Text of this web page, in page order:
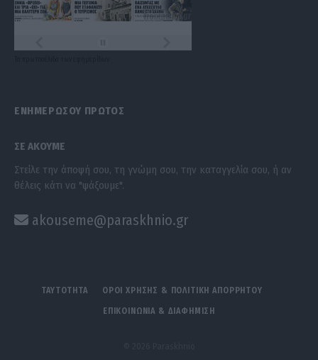
ΕΝΗΜΕΡΩΣΟΥ ΠΡΩΤΟΣ
ΣΕ ΑΚΟΥΜΕ
Στείλε την άποψή σου, τη γνώμη σου, την καταγγελία σου, ή αν
θέλεις κάτι να "ψάξουμε".
akouseme@paraskhnio.gr
ΤΑΥΤΟΤΗΤΑ ΟΡΟΙ ΧΡΗΣΗΣ & ΠΟΛΙΤΙΚΗ ΑΠΟΡΡΗΤΟΥ
ΕΠΙΚΟΙΝΩΝΙΑ & ΔΙΑΦΗΜΙΣΗ